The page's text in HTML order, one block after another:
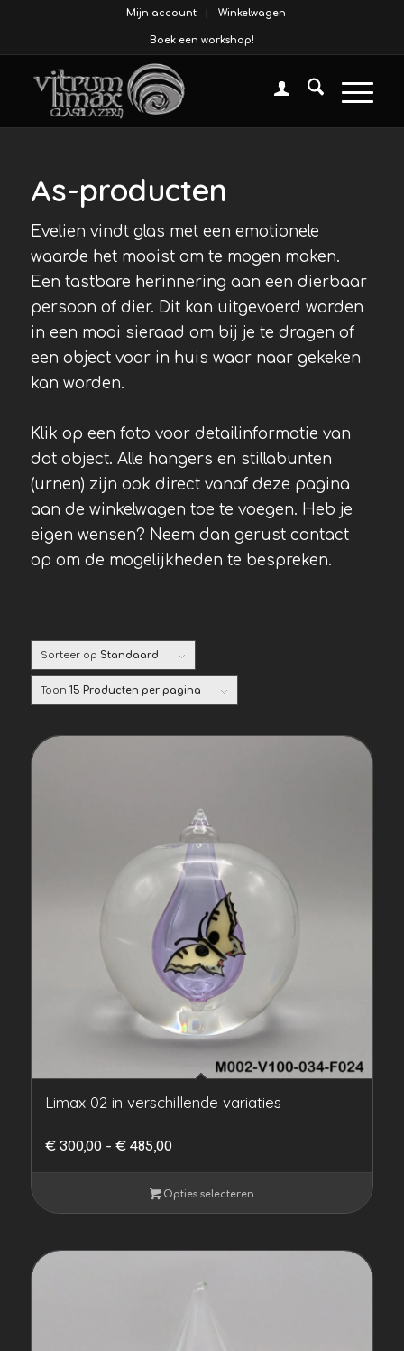
Mijn account Winkelwagen
Boek een workshop!
As-producten
Evelien vindt glas met een emotionele
waarde het mooist om te mogen maken.
Een tastbare herinnering aan een dierbaar
persoon of dier. Dit kan uitgevoerd worden
in een mooi sieraad om bij je te dragen of
een object voor in huis waar naar gekeken
kan worden.
Klik op een foto voor detailinformatie van
dat object. Alle hangers en stillabunten
(urnen) zijn ook direct vanaf deze pagina
aan de winkelwagen toe te voegen. Heb je
eigen wensen? Neem dan gerust contact
op om de mogelijkheden te bespreken.
Sorteer op Standaard
Toon 15 Producten per pagina
Limax 02 in verschillende variaties
€300,00 - €485,00Prijsklasse:
tot
Opties selecteren